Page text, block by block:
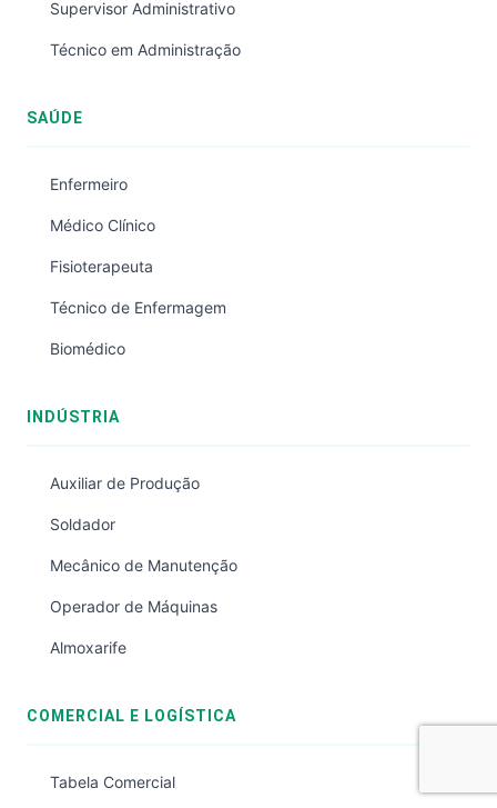
Supervisor Administrativo
Técnico em Administração
SAÚDE
Enfermeiro
Médico Clínico
Fisioterapeuta
Técnico de Enfermagem
Biomédico
INDÚSTRIA
Auxiliar de Produção
Soldador
Mecânico de Manutenção
Operador de Máquinas
Almoxarife
COMERCIAL E LOGÍSTICA
Tabela Comercial